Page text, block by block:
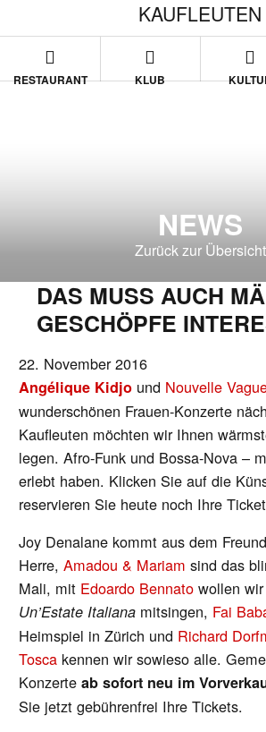
KAUFLEUTEN
RESTAURANT KLUB
NEWS
Zurück zur Übersicht
DAS MUSS AUCH
GESCHÖPFE
22. November 2016
Angélique Kidjo und Nouvelle
wunderschönen Frauen-Konzerte
Kaufleuten möchten wir Ihnen
legen. Afro-Funk und Bossa-Nova –
erlebt haben. Klicken Sie auf die
reservieren Sie heute noch Ihre
Joy Denalane kommt aus dem
Herre,Amadou & Mariam sind das
Mali, mit Edoardo Bennato wollen
Un’Estate Italiana mitsingen, Fai
Heimspiel in Zürich und Richard
Tosca kennen wir sowieso alle.
Konzerteab sofort neu im
Sie jetzt gebührenfrei Ihre Tickets.